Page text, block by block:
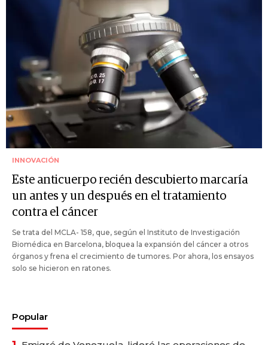
INNOVACIÓN
Este anticuerpo recién descubierto marcaría
un antes y un después en el tratamiento
contra el cáncer
Se trata del MCLA- 158, que, según el Instituto de Investigación
Biomédica en Barcelona, bloquea la expansión del cáncer a otros
órganos y frena el crecimiento de tumores. Por ahora, los ensayos
solo se hicieron en ratones.
Popular